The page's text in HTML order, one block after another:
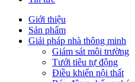
Giới thiệu
Sản phẩm
Giải pháp nhà thông minh
Giám sát môi trường
Tưới tiêu tự động
Điều khiển nội thất